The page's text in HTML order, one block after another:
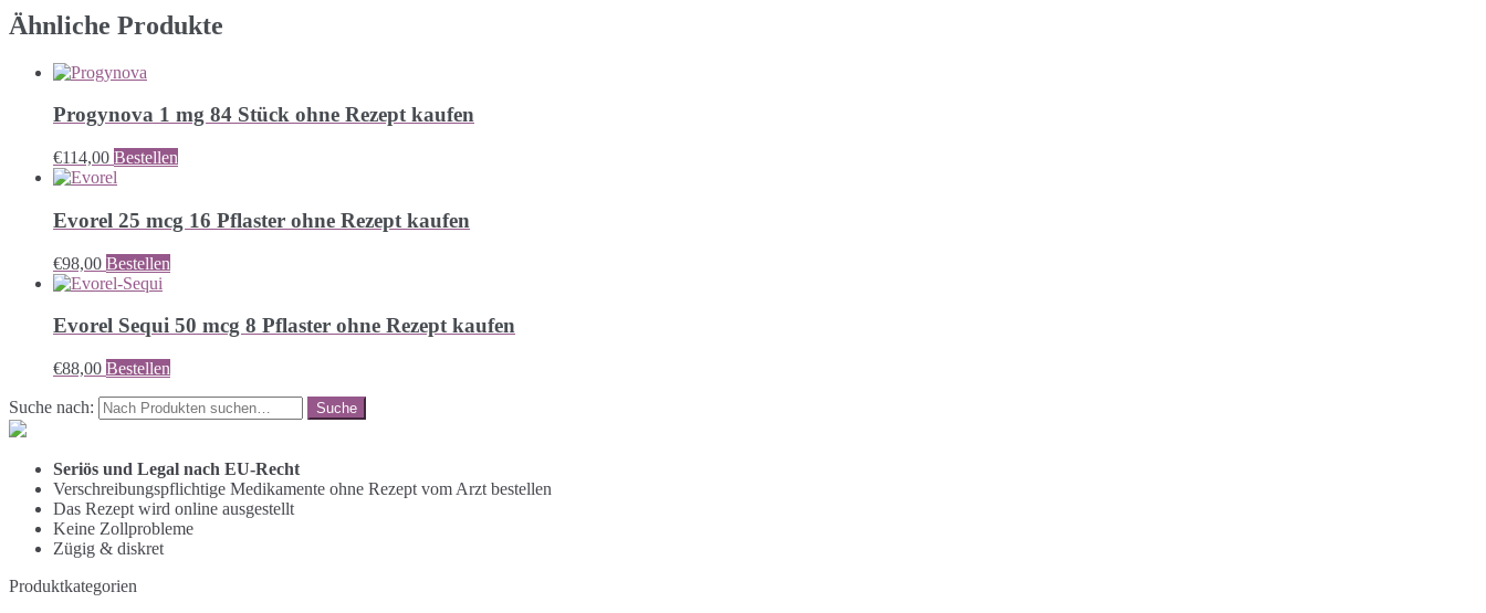
Ähnliche Produkte
Progynova 1 mg 84 Stück ohne Rezept kaufen
€114,00 Bestellen
Evorel 25 mcg 16 Pflaster ohne Rezept kaufen
€98,00 Bestellen
Evorel Sequi 50 mcg 8 Pflaster ohne Rezept kaufen
€88,00 Bestellen
Suche nach:
Seriös und Legal nach EU-Recht
Verschreibungspflichtige Medikamente ohne Rezept vom Arzt bestellen
Das Rezept wird online ausgestellt
Keine Zollprobleme
Zügig & diskret
Produktkategorien